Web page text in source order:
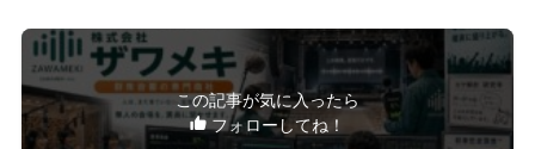
この記事が気に入ったら
フォローしてね！